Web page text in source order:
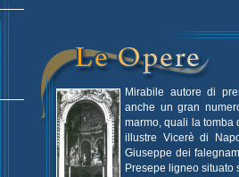
Mirabile autore di
anche un gran
marmo, quali la tomba
illustre Vicerè di
Giuseppe dei
Presepe ligneo situato